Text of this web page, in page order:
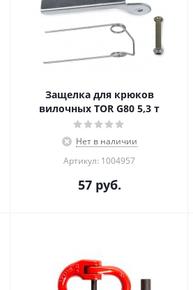
Защелка для крюков
вилочных TOR G80 5,3 т
Нет в наличии
Артикул: 1004957
57руб.